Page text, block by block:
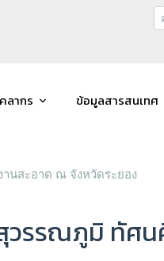
ลากร ข้อมูลสารสนเทศ
นสะอาด ณ จังหวัดระยอง
วรรณภูมิ ทัศ